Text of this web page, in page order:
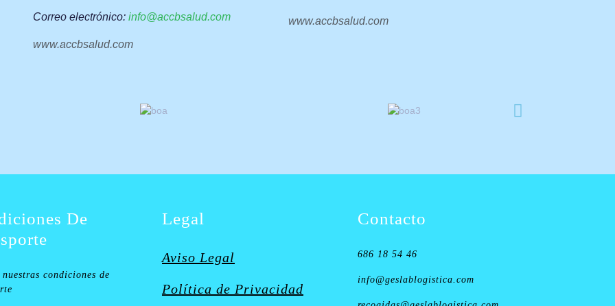
Correoelectrónico: info@accbsalud.com
www.accbsalud.com
www.accbsalud.com
De
nuestras condiciones de
Legal
Aviso Legal
Política de Privacidad
Contacto
686 18 54 46
info@geslablogistica.com